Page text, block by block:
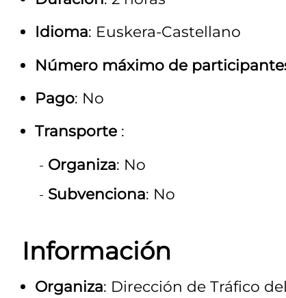
Idioma: Euskera-Castellano
Número máximo de
Pago: No
Transporte :
Organiza: No
Subvenciona: No
Información
Organiza: Dirección de Tráfico